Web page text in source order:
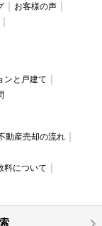
お客様の声
ンと戸建て
動産売却の流れ
料について